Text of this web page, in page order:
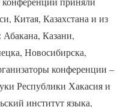
Китая, Казахстана и из
Казани,
Новосибирска,
конференции –
Республики Хакасия и
институт языка,